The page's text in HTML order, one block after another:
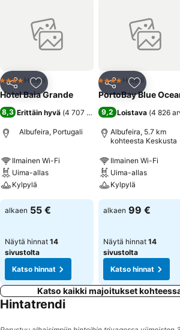
yhteyksien avulla, ja jälkimmäinen on
majoitustiloissa. Lisäksi vastaanotto palvelee
Majoituspaikka tarjoaa erityisen
herkutella majoitusliikkeen
käy pitkäksi tässä majoituspaikassa, sillä
runsaasti vaihtoehtoja. Hotellissa on useita
hyvinvointipalveluita vieraiden käyttöön.
palveluista saattavat olla maksullisia.
Jaa Lisää suosikkeihin
4 Tähtiluokitus
Hotelli
Hotel Baia Grande
8,3 Erittäin hyvä (4 707 arviota)
Albufeira, Portugali
Ilmainen Wi-Fi
Uima-allas
Kylpylä
alkaen 55 €
Näytä hinnat 14
sivustolta
Katso hinnat
Jaa Lisää
4 Tähtiluokitus
Hotelli
PortoBay Blue
9,2 Loistava (4 826
Albufeira, 5.7 km
kohteesta Keskusta
Ilmainen Wi-Fi
Uima-allas
Kylpylä
alkaen 99 €
Näytä hinnat 14
sivustolta
Katso hinnat
Katso kaikki majoitukset
Hintatrendi